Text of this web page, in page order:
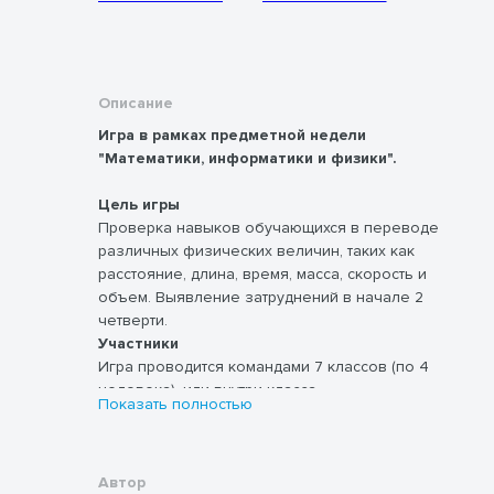
Описание
Игра в рамках предметной недели
"Математики, информатики и физики".
Цель игры
Проверка навыков обучающихся в переводе
различных физических величин, таких как
расстояние, длина, время, масса, скорость и
объем. Выявление затруднений в начале 2
четверти.
Участники
Игра проводится командами 7 классов (по 4
человека), или внутри класса.
Время выполнения
Калькулятор (разрешено к
Показать полностью
Автор